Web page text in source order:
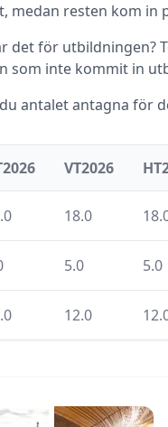
medan resten kom in
det för utbildningen?
som inte kommit in
antalet antagna för
VT2026
18.0
5.0 5.0
12.0